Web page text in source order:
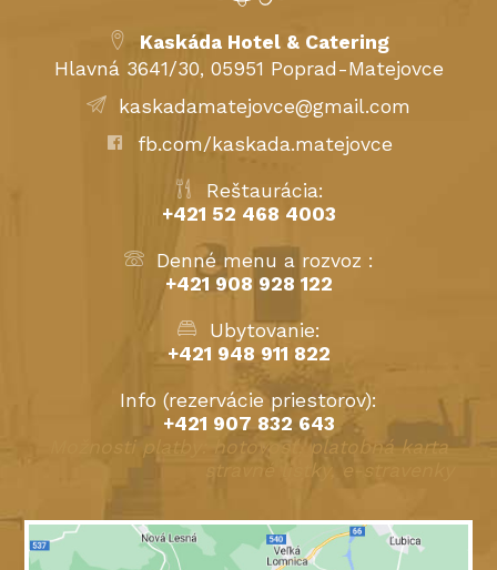
Kaskáda Hotel & Catering
Hlavná 3641/30, 05951 Poprad-Matejovce
kaskadamatejovce@gmail.com
fb.com/kaskada.matejovce
Reštaurácia:
+421 52 468 4003
Denné menu a rozvoz :
+421 908 928 122
Ubytovanie:
+421 948 911 822
Info (rezervácie priestorov):
+421 907 832 643
Možnosti platby: hotovosť, platobná karta
stravné lístky, e-stravenky